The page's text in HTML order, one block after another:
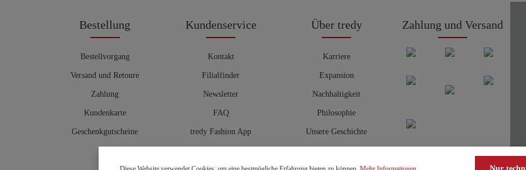
Bestellung
Bestellvorgang
Versand und Retoure
Zahlung
Kundenkarte
Geschenkgutscheine
Kundenservice
Kontakt
Filialfinder
Newsletter
FAQ
tredy Fashion App
Über tredy
Karriere
Expansion
Nachhaltigkeit
Philosophie
Unsere Geschichte
Zahlung und Versand